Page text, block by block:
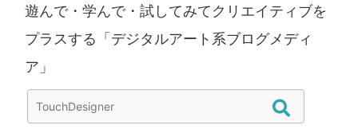
遊んで・学んで・試してみてクリエイティブを
プラスする「デジタルアート系ブログメディ
ア」